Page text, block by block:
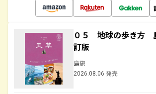
０５ 地球の歩き方
訂版
島旅
2026.08.06 発売